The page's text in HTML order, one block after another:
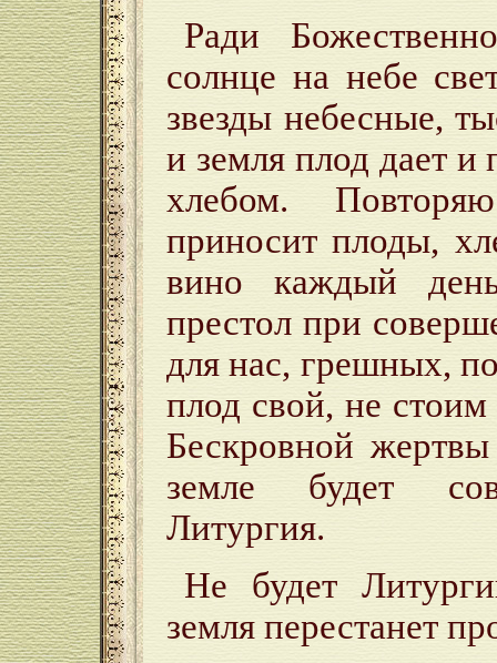
Ради
солнце на небе
звезды небесные,
и земля плод дает
хлебом.
приносит плоды,
вино каждый
престол при
для нас, грешных,
плод свой, не
Бескровной
земле будет
Литургия.
Не будет
земля перестанет